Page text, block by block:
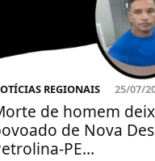
REGIONAIS 25/07/
de homem
de Nova
PE...